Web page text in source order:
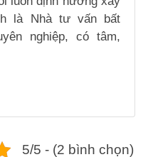
là Nhà tư vấn bất
nghiệp, có tâm,
5/5 - (2 bình chọn)